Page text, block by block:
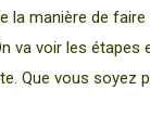
la manière de faire
va voir les
Que vous soyez